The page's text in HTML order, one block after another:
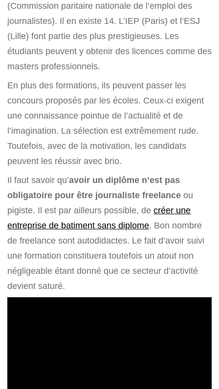
(Commission paritaire nationale de l’emploi des
journalistes). Il en existe 14. L’IEP (Paris) et l’ESJ
(Lille) font partie des plus prestigieuses. Les
étudiants peuvent y obtenir des licences comme des
masters professionnels.
En plus des formations, ils peuvent passer les
concours proposés par les écoles. Ceux-ci exigent
une connaissance pointue de l’actualité et de
l’imagination. La sélection est extrêmement rude.
Toutefois, avec de la motivation, les candidats
peuvent les réussir avec brio.
Il faut savoir qu’avoir un diplôme n’est pas
obligatoire pour être journaliste freelance ou
pigiste. Il est par ailleurs possible, de créer une
entreprise de batiment sans diplome. Bon nombre
de freelance sont autodidactes. Le fait d’avoir suivi
une formation constituera toutefois un atout non
négligeable étant donné que ce secteur d’activité
devient saturé.